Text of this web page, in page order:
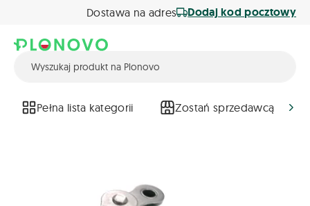
Dostawa na adres Dodaj kod pocztowy
Pełna lista kategorii Zostań sprzedawcą